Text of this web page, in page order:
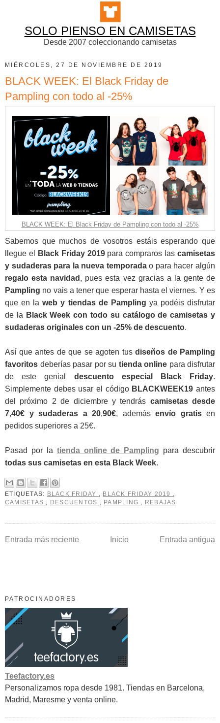
SOLO PIENSO EN CAMISETAS
Desde 2007 coleccionando camisetas
MIÉRCOLES, 27 DE NOVIEMBRE DE 2019
BLACK WEEK: El Black Friday de
Pampling con todo al -25%
BLACK WEEK: El Black Friday de Pampling con todo al -25%
Sabemos que muchos de vosotros estáis esperando que
llegue el
Black Friday 2019para compraros las camisetas
y sudaderas para la nueva temporadao para hacer algún
regalo esta navidad , pues esta vez gracias a la gente de
Pampling no vais a tener que esperar hasta el viernes. Y es
que en laweb y tiendas de Pampling ya podéis disfrutar
de la Black Week con todo su catálogo de camisetas y
sudaderas originales con un -25% de descuento.
Así que antes de que se agoten tus diseños de Pampling
favoritos deberías pasar por su tienda online para disfrutar
de este genial descuento especial Black Friday.
Simplemente debes usar el código BLACKWEEK19 antes
del próximo 2 de diciembre y tendrás camisetas desde
7,40€ y sudaderas a 20,90€, además envío gratisen
pedidos superiores a 25€.
Pasad por la tienda online de Pampling para descubrir
todas sus camisetas en esta Black Week.
ETIQUETAS: BLACK FRIDAY , BLACK FRIDAY 2019 ,
CAMISETAS , DESCUENTOS , PAMPLING , REBAJAS
Entrada más reciente Entrada antigua
Inicio
PATROCINADORES
Teefactory.es
Personalizamos ropa desde 1981. Tiendas en Barcelona,
Madrid, Maresme y venta online.